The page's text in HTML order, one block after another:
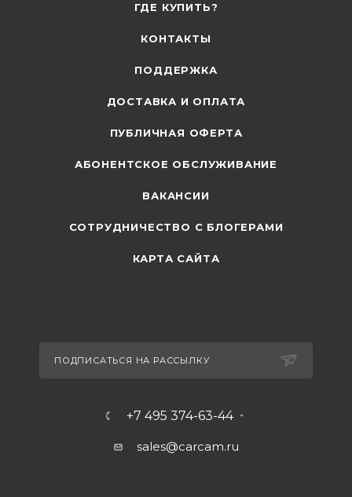
ГДЕ КУПИТЬ?
КОНТАКТЫ
ПОДДЕРЖКА
ДОСТАВКА И ОПЛАТА
ПУБЛИЧНАЯ ОФЕРТА
АБОНЕНТСКОЕ ОБСЛУЖИВАНИЕ
ВАКАНСИИ
СОТРУДНИЧЕСТВО С БЛОГЕРАМИ
КАРТА САЙТА
ПОДПИСАТЬСЯ НА РАССЫЛКУ
+7 495 374-63-44
sales@carcam.ru